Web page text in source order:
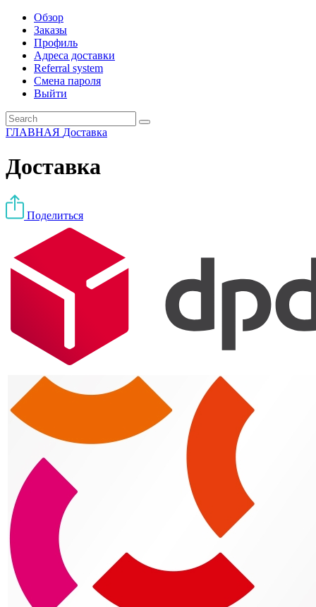
Обзор
Заказы
Профиль
Адреса доставки
Referral system
Смена пароля
Выйти
ГЛАВНАЯ Доставка
Доставка
Поделиться